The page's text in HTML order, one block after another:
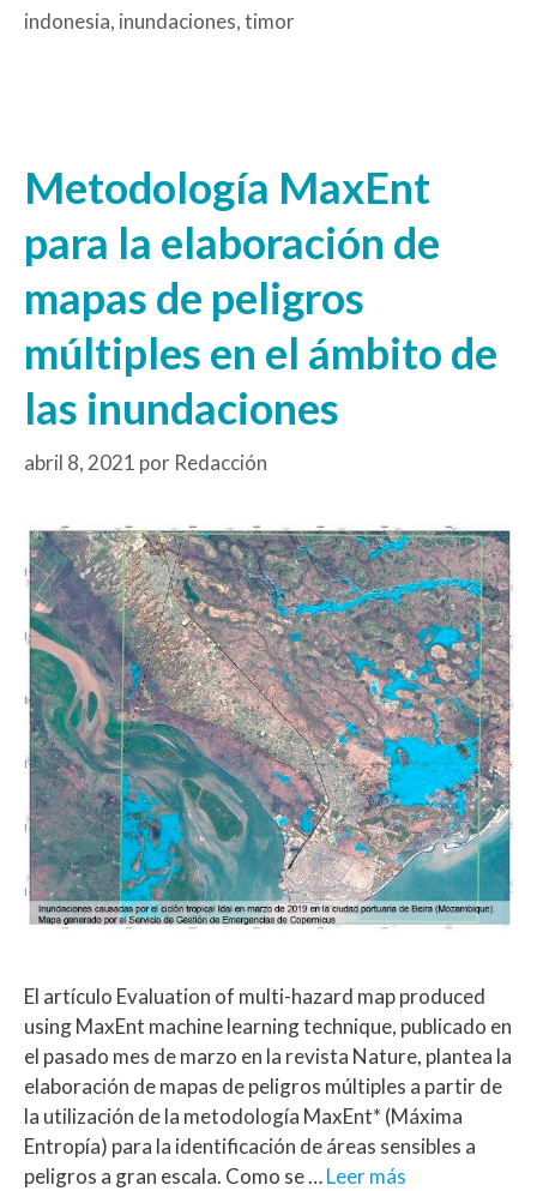
indonesia, inundaciones,timor
Metodología MaxEnt
para la elaboración de
mapas de peligros
múltiples en el ámbito de
las inundaciones
abril 8, 2021 por Redacción
El artículo Evaluation of multi-hazard map produced
using MaxEnt machine learning technique, publicado en
el pasado mes de marzo en la revista Nature, plantea la
elaboración de mapas de peligros múltiples a partir de
la utilización de la metodología MaxEnt* (Máxima
Entropía) para la identificación de áreas sensibles a
peligros a gran escala. Como se …Leer más